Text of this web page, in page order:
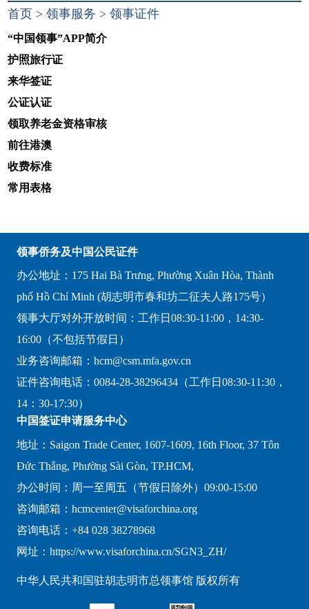
首页 >领事服务 >领事证件
“中国领事”APP简介
护照旅行证
来华签证
公证认证
领取养老金资格审核
前往港澳
收费标准
常用表格
领事侨务及中国公民证件
办公地址：175 Hai Bà Trưng, Phường Xuân Hòa, Thành
phố Hồ Chí Minh (胡志明市春和坊二征夫人路175号）
领事大厅对外开放时间：工作日08:30-11:00，14:30-
16:00（不包括节假日）
业务咨询邮箱：hcm@csm.mfa.gov.cn
证件咨询电话：0084-28-38296434（工作日08:30-11:30，
14：30-17:30）
中国签证申请服务中心
地址：Saigon Trade Center, 1607-1609, 16th Floor, 37 Tôn
Đức Thắng, Phường Sài Gòn, TP.HCM,
办公时间：周一至周五（节假日除外）09:00-15:00
咨询邮箱：hcmcenter@visaforchina.org
咨询电话：+84 028 38278968
网址：https://www.visaforchina.cn/SGN3_ZH/
中华人民共和国驻胡志明市总领事馆 版权所有